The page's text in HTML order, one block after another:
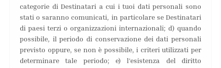
categorie di Destinatari a cui i tuoi dati personali sono
stati o saranno comunicati, in particolare se Destinatari
di paesi terzi o organizzazioni internazionali; d) quando
possibile, il periodo di conservazione dei dati personali
previsto oppure, se non è possibile, i criteri utilizzati per
determinare tale periodo; e) l’esistenza del diritto